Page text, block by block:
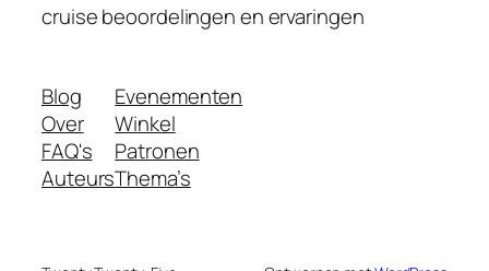
cruise beoordelingen en ervaringen
Blog
Over
FAQ's
Auteurs
Evenementen
Winkel
Patronen
Thema’s